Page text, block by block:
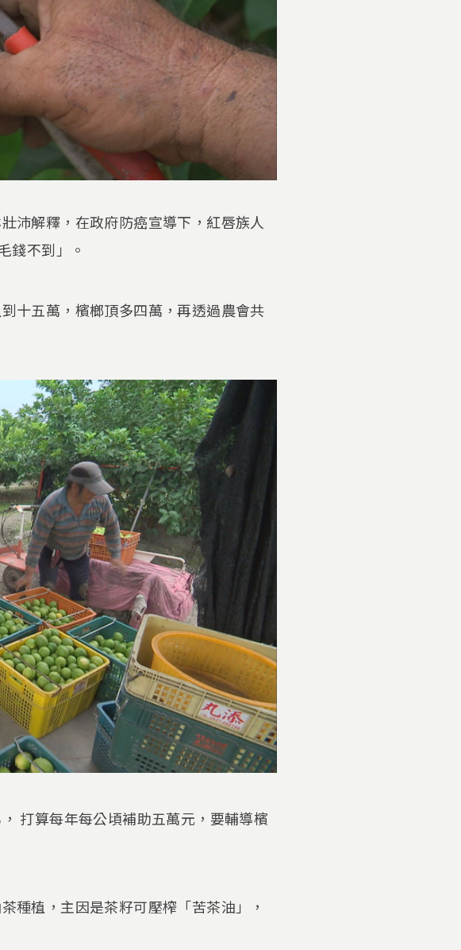
沛解釋，在政府防癌宣導下，紅唇族人
錢不到」。
十五萬，檳榔頂多四萬，再透過農會共
打算每年每公頃補助五萬元，要輔導檳
種植，主因是茶籽可壓榨「苦茶油」，